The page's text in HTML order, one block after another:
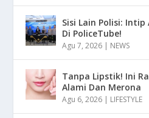
Sisi Lain Polisi:
Di PoliceTube!
Agu 7, 2026 | NEWS
Tanpa Lipstik! Ini
Alami Dan Merona
Agu 6, 2026 | LIFESTYLE